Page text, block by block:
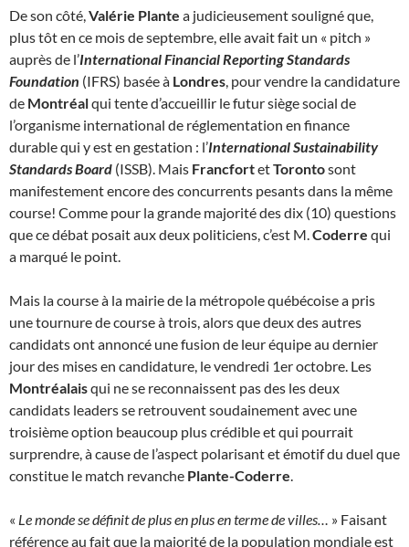
De son côté,Valérie Plante a judicieusement souligné que,
plus tôt en ce mois de septembre, elle avait fait un « pitch »
auprès de l’International Financial Reporting Standards
Foundation (IFRS) basée à Londres, pour vendre la candidature
de Montréalqui tente d’accueillir le futur siège social de
l’organisme international de réglementation en finance
durable qui y est en gestation : l’International Sustainability
Standards Board (ISSB). Mais FrancfortetTorontosont
manifestement encore des concurrents pesants dans la même
course! Comme pour la grande majorité des dix (10) questions
que ce débat posait aux deux politiciens, c’est M.Coderre qui
a marqué le point.
Mais la course à la mairie de la métropole québécoise a pris
une tournure de course à trois, alors que deux des autres
candidats ont annoncé une fusion de leur équipe au dernier
jour des mises en candidature, le vendredi 1er octobre. Les
Montréalaisqui ne se reconnaissent pas des les deux
candidats leaders se retrouvent soudainement avec une
troisième option beaucoup plus crédible et qui pourrait
surprendre, à cause de l’aspect polarisant et émotif du duel que
constitue le match revanche Plante-Coderre.
« Le monde se définit de plus en plus en terme de villes… » Faisant
référence au fait que la majorité de la population mondiale est